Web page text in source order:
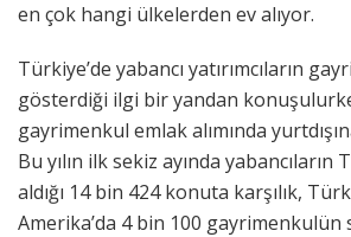
en çok hangi ülkelerden ev alıyor.
Türkiye’de yabancı yatırımcıların
gösterdiği ilgi bir yandan
gayrimenkul emlak alımında
Bu yılın ilk sekiz ayında yabancıların
aldığı 14 bin 424 konuta karşılık,
Amerika’da 4 bin 100 gayrimenkulün